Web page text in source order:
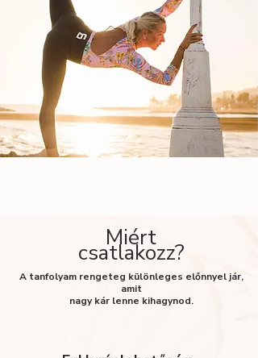
Miért
csatlakozz?
A tanfolyam rengeteg különleges előnnyel jár,
amit
nagy kár lenne kihagynod.